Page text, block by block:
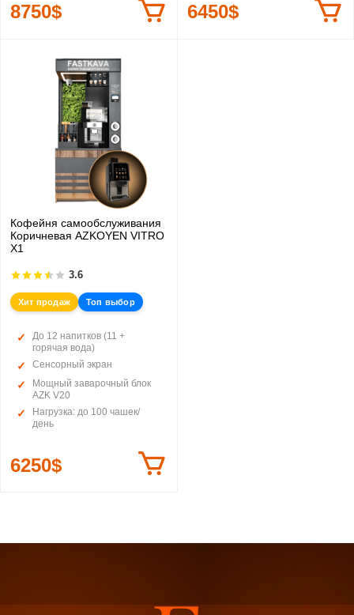
8750$ 6450$
Кофейня самообслуживания
Коричневая AZKOYEN VITRO
X1
3.6
Хит продаж Топ выбор
До 12 напитков (11 +
горячая вода)
Сенсорный экран
Мощный заварочный блок
AZK V20
Нагрузка: до 100 чашек/
день
6250$